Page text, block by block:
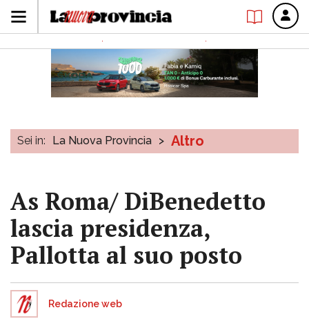
Sei in: La Nuova Provincia > Altro
As Roma/ DiBenedetto
lascia presidenza,
Pallotta al suo posto
Redazione web